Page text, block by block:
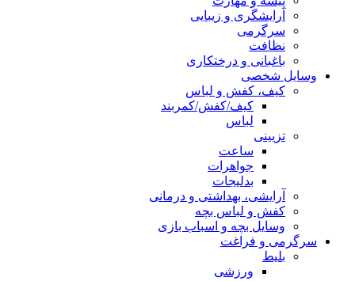
آرایشگری و زیبایی
سرگرمی
نظافت
باغبانی و درختکاری
وسایل شخصی
کیف، کفش و لباس
کیف/کفش/کمربند
لباس
تزیینی
ساعت
جواهرات
بدلیجات
آرایشی، بهداشتی و درمانی
کفش و لباس بچه
وسایل بچه و اسباب بازی
سرگرمی و فراغت
بلیط
ورزشی